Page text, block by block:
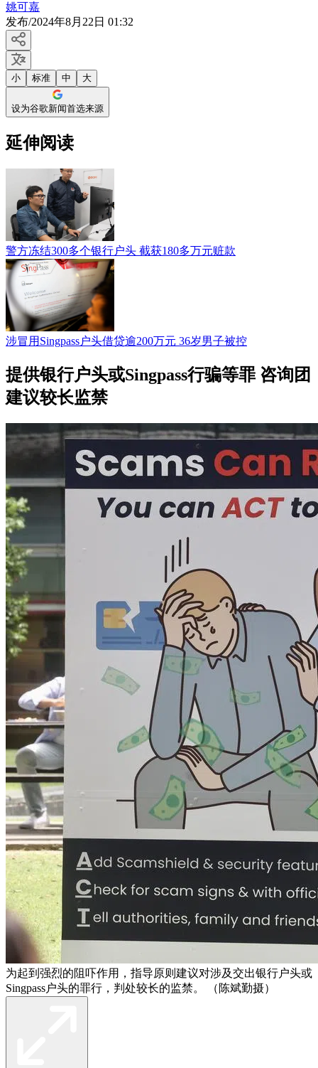
姚可嘉
发布/2024年8月22日 01:32
小 标准 中 大
设为谷歌新闻首选来源
延伸阅读
警方冻结300多个银行户头 截获180多万元赃款
涉冒用Singpass户头借贷逾200万元 36岁男子被控
提供银行户头或Singpass行骗等罪 咨询团
建议较长监禁
为起到强烈的阻吓作用，指导原则建议对涉及交出银行户头或
Singpass户头的罪行，判处较长的监禁。 （陈斌勤摄）